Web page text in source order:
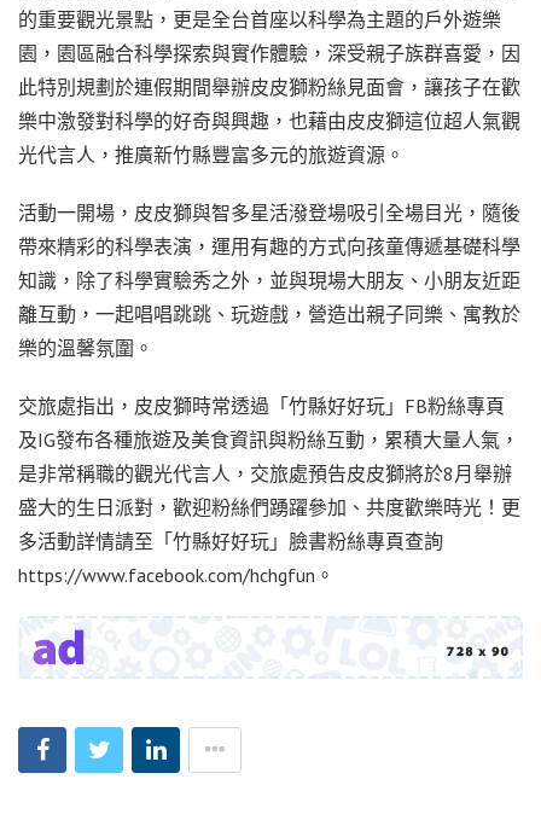
的重要觀光景點，更是全台首座以科學為主題的戶外遊樂
園，園區融合科學探索與實作體驗，深受親子族群喜愛，因
此特別規劃於連假期間舉辦皮皮獅粉絲見面會，讓孩子在歡
樂中激發對科學的好奇與興趣，也藉由皮皮獅這位超人氣觀
光代言人，推廣新竹縣豐富多元的旅遊資源。
活動一開場，皮皮獅與智多星活潑登場吸引全場目光，隨後
帶來精彩的科學表演，運用有趣的方式向孩童傳遞基礎科學
知識，除了科學實驗秀之外，並與現場大朋友、小朋友近距
離互動，一起唱唱跳跳、玩遊戲，營造出親子同樂、寓教於
樂的溫馨氛圍。
交旅處指出，皮皮獅時常透過「竹縣好好玩」FB粉絲專頁
及IG發布各種旅遊及美食資訊與粉絲互動，累積大量人氣，
是非常稱職的觀光代言人，交旅處預告皮皮獅將於8月舉辦
盛大的生日派對，歡迎粉絲們踴躍參加、共度歡樂時光！更
多活動詳情請至「竹縣好好玩」臉書粉絲專頁查詢
https://www.facebook.com/hchgfun。